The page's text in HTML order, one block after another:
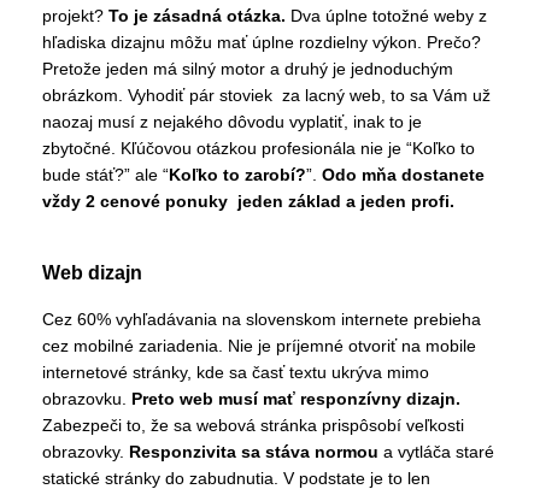
projekt? To je zásadná otázka. Dva úplne totožné weby z
hľadiska dizajnu môžu mať úplne rozdielny výkon. Prečo?
Pretože jeden má silný motor a druhý je jednoduchým
obrázkom. Vyhodiť pár stoviek za lacný web, to sa Vám už
naozaj musí z nejakého dôvodu vyplatiť, inak to je
zbytočné. Kľúčovou otázkou profesionála nie je “Koľko to
bude stáť?” ale “Koľko to zarobí?”. Odo mňa dostanete
vždy 2 cenové ponuky jeden základ a jeden profi.
Web dizajn
Cez 60% vyhľadávania na slovenskom internete prebieha
cez mobilné zariadenia. Nie je príjemné otvoriť na mobile
internetové stránky, kde sa časť textu ukrýva mimo
obrazovku. Preto web musí mať responzívny dizajn.
Zabezpeči to, že sa webová stránka prispôsobí veľkosti
obrazovky. Responzivita sa stáva normou a vytláča staré
statické stránky do zabudnutia. V podstate je to len